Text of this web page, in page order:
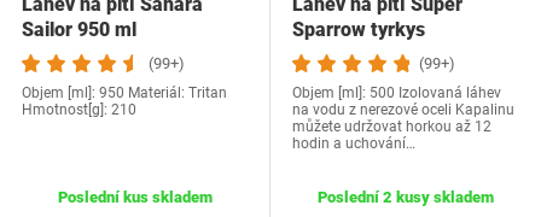
Sailor 950 ml
(99+)
Objem [ml]: 950 Materiál: Tritan
Hmotnost[g]: 210
Poslední kus skladem
Sparrow tyrkys
(99+)
Objem [ml]: 500 Izolovaná láhev
na vodu z nerezové oceli Kapalinu
můžete udržovat horkou až 12
hodin a uchování…
Poslední 2 kusy skladem